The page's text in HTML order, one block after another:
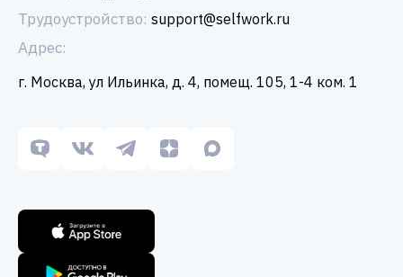
Трудоустройство: support@selfwork.ru
Адрес:
г. Москва, ул Ильинка, д. 4, помещ. 105, 1-4 ком. 1